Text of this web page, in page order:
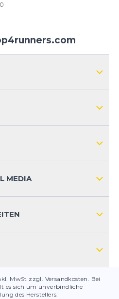
MEDIA
MwSt zzgl. Versandkosten. Bei
es sich um unverbindliche
des Herstellers.